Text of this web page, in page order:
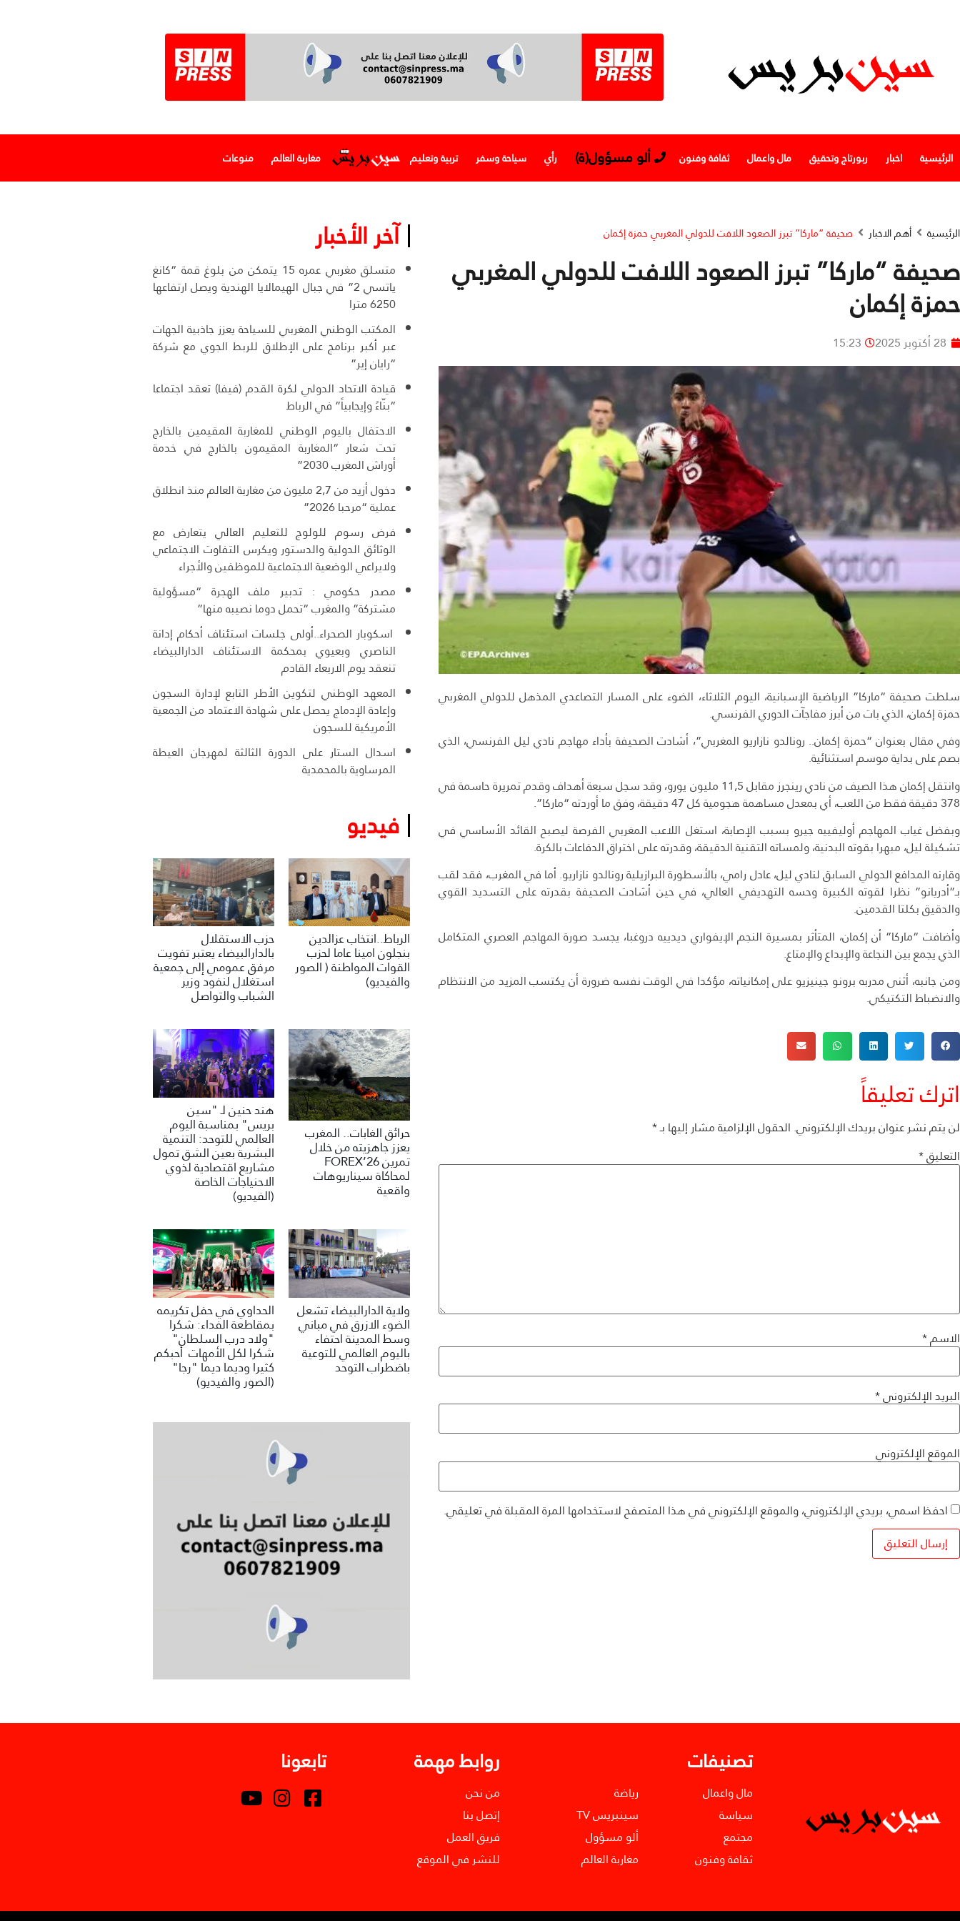
الرئيسية اخبار ربورتاج وتحقيق مال واعمال ثقافة وفنون ألو مسؤول(ة) رأي سياحة وسفر تربية وتعليم مغاربة العالم منوعات
الرئيسية أهم الاخبار صحيفة “ماركا” تبرز الصعود اللافت للدولي المغربي حمزة إكمان
صحيفة “ماركا” تبرز الصعود اللافت للدولي المغربي
حمزة إكمان
28 أكتوبر 2025 15:23
سلطت صحيفة “ماركا” الرياضية الإسبانية، اليوم الثلاثاء، الضوء على المسار التصاعدي المذهل للدولي المغربي
حمزة إكمان، الذي بات من أبرز مفاجآت الدوري الفرنسي.
وفي مقال بعنوان “حمزة إكمان.. رونالدو نازاريو المغربي”، أشادت الصحيفة بأداء مهاجم نادي ليل الفرنسي، الذي
بصم على بداية موسم استثنائية.
وانتقل إكمان هذا الصيف من نادي رينجرز مقابل 11,5 مليون يورو، وقد سجل سبعة أهداف وقدم تمريرة حاسمة في
378 دقيقة فقط من اللعب، أي بمعدل مساهمة هجومية كل 47 دقيقة، وفق ما أوردته “ماركا”.
وبفضل غياب المهاجم أوليفييه جيرو بسبب الإصابة، استغل اللاعب المغربي الفرصة ليصبح القائد الأساسي في
تشكيلة ليل، مبهرا بقوته البدنية، ولمساته التقنية الدقيقة، وقدرته على اختراق الدفاعات بالكرة.
وقارنه المدافع الدولي السابق لنادي ليل، عادل رامي، بالأسطورة البرازيلية رونالدو نازاريو. أما في المغرب، فقد لقب
بـ”أدريانو” نظرا لقوته الكبيرة وحسه التهديفي العالي، في حين أشادت الصحيفة بقدرته على التسديد القوي
والدقيق بكلتا القدمين.
وأضافت “ماركا” أن إكمان، المتأثر بمسيرة النجم الإيفواري ديدييه دروغبا، يجسد صورة المهاجم العصري المتكامل
الذي يجمع بين النجاعة والإبداع والإمتاع.
ومن جانبه، أثنى مدربه برونو جينيزيو على إمكانياته، مؤكدا في الوقت نفسه ضرورة أن يكتسب المزيد من الانتظام
والانضباط التكتيكي.
اترك تعليقاً
لن يتم نشر عنوان بريدك الإلكتروني.الحقول الإلزامية مشار إليها بـ*
التعليق*
الاسم*
البريد الإلكتروني*
الموقع الإلكتروني
احفظ اسمي، بريدي الإلكتروني، والموقع الإلكتروني في هذا المتصفح لاستخدامها المرة المقبلة في تعليقي.
آخر الأخبار
متسلق مغربي عمره 15 يتمكن من بلوغ قمة “كانغ
ياتسي 2” في جبال الهيمالايا الهندية ويصل ارتفاعها
6250 مترا
المكتب الوطني المغربي للسياحة يعزز جاذبية الجهات
عبر أكبر برنامج على الإطلاق للربط الجوي مع شركة
“رايان إير”
قيادة الاتحاد الدولي لكرة القدم (فيفا) تعقد اجتماعا
“بنّاءً وإيجابياً” في الرباط
الاحتفال باليوم الوطني للمغاربة المقيمين بالخارج
تحت شعار “المغاربة المقيمون بالخارج في خدمة
أوراش المغرب 2030”
دخول أزيد من 2,7 مليون من مغاربة العالم منذ انطلاق
عملية “مرحبا 2026”
فرض رسوم للولوج للتعليم العالي يتعارض مع
الوثائق الدولية والدستور ويكرس التفاوت الاجتماعي
ولايراعي الوضعية الاجتماعية للموظفين والأجراء
مصدر حكومي : تدبير ملف الهجرة “مسؤولية
مشتركة” والمغرب “تحمل دوما نصيبه منها”
اسكوبار الصحراء..أولى جلسات استئناف أحكام إدانة
الناصري وبعيوي بمحكمة الاستئناف الدارالبيضاء
تنعقد يوم الاربعاء القادم
المعهد الوطني لتكوين الأطر التابع لإدارة السجون
وإعادة الإدماج يحصل على شهادة الاعتماد من الجمعية
الأمريكية للسجون
اسدال الستار على الدورة الثالثة لمهرجان العيطة
المرساوية بالمحمدية
فيديو
الرباط..انتخاب عزالدين
بنجلون امينا عاما لحزب
القوات المواطنة ( الصور
والفيديو)
حزب الاستقلال
بالدارالبيضاء يعتبر تفويت
مرفق عمومي إلى جمعية
استغلال لنفود وزير
الشباب والتواصل
حرائق الغابات.. المغرب
يعزز جاهزيته من خلال
تمرين FOREX’26
لمحاكاة سيناريوهات
واقعية
هند حنين لـ "سين
بريس" بمناسبة اليوم
العالمي للتوحد: التنمية
البشرية بعين الشق تمول
مشاريع اقتصادية لذوي
الاحنياجات الخاصة
(الفيديو)
ولاية الدارالبيضاء تشعل
الضوء الازرق في مباني
وسط المدينة احتفاء
باليوم العالمي للتوعية
باضطراب التوحد
الحداوي في حفل تكريمه
بمقاطعة الفداء: شكرا
"ولاد درب السلطان"
شكرا لكل الأمهات أحبكم
كثيرا وديما ديما "رجا"
(الصور والفيديو)
تصنيفات
مال واعمال
سياسة
مجتمع
ثقافة وفنون
رياضة
سينبريس TV
ألو مسؤول
مغاربة العالم
روابط مهمة
من نحن
إتصل بنا
فريق العمل
للنشر في الموقع
تابعونا